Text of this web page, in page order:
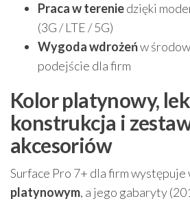
Praca w tereniedzięki
(3G / LTE / 5G)
Wygoda wdrożeńw
podejście dla firm
Kolor platynowy,
konstrukcja i
akcesoriów
Surface Pro 7+ dla firm występuje
platynowym, a jego gabaryty